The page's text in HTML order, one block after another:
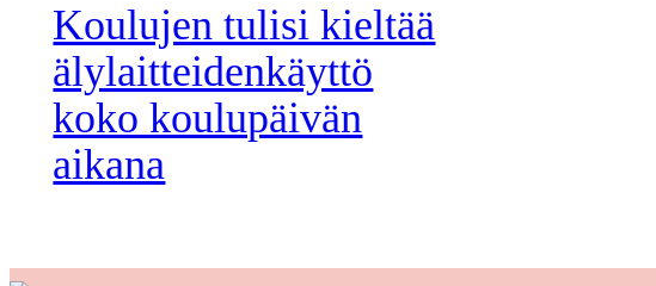
Koulujen tulisi kieltää
älylaitteidenkäyttö
koko koulupäivän
aikana